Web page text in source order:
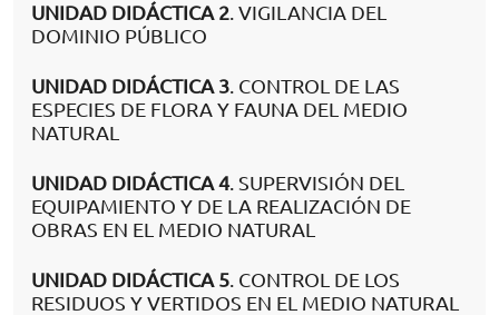
UNIDAD DIDÁCTICA 2. VIGILANCIA DEL
DOMINIO PÚBLICO
UNIDAD DIDÁCTICA 3. CONTROL DE LAS
ESPECIES DE FLORA Y FAUNA DEL MEDIO
NATURAL
UNIDAD DIDÁCTICA 4. SUPERVISIÓN DEL
EQUIPAMIENTO Y DE LA REALIZACIÓN DE
OBRAS EN EL MEDIO NATURAL
UNIDAD DIDÁCTICA 5. CONTROL DE LOS
RESIDUOS Y VERTIDOS EN EL MEDIO NATURAL